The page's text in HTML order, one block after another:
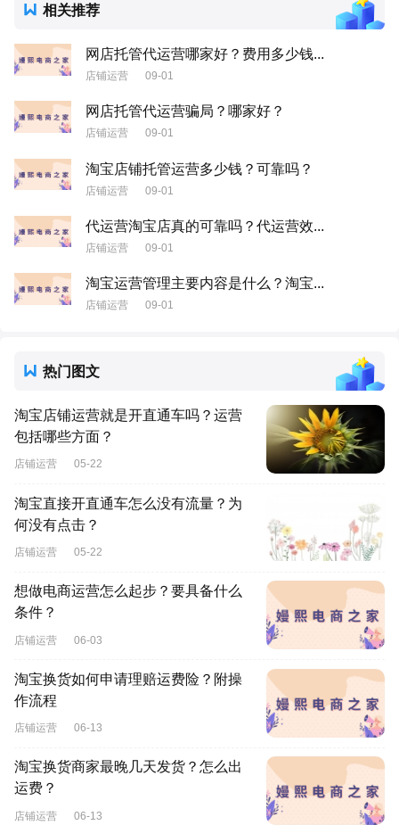
相关推荐
网店托管代运营哪家好？费用多少钱...
店铺运营 09-01
网店托管代运营骗局？哪家好？
店铺运营 09-01
淘宝店铺托管运营多少钱？可靠吗？
店铺运营 09-01
代运营淘宝店真的可靠吗？代运营效...
店铺运营 09-01
淘宝运营管理主要内容是什么？淘宝...
店铺运营 09-01
热门图文
淘宝店铺运营就是开直通车吗？运营
包括哪些方面？
店铺运营 05-22
淘宝直接开直通车怎么没有流量？为
何没有点击？
店铺运营 05-22
想做电商运营怎么起步？要具备什么
条件？
店铺运营 06-03
淘宝换货如何申请理赔运费险？附操
作流程
店铺运营 06-13
淘宝换货商家最晚几天发货？怎么出
运费？
店铺运营 06-13